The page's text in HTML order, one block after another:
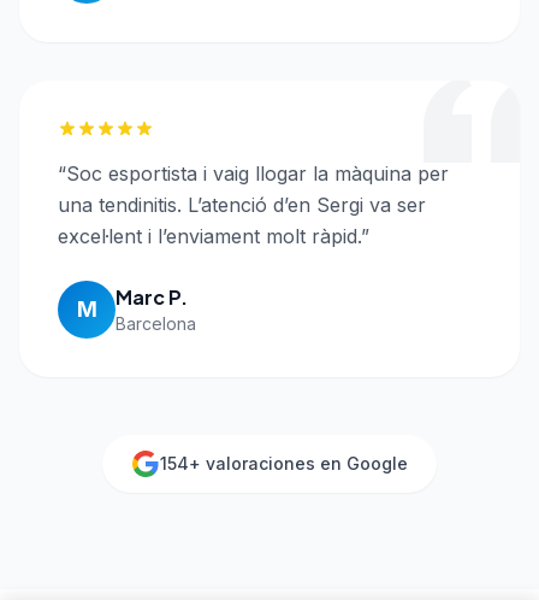
“Soc esportista i vaig llogar la màquina per
una tendinitis. L’atenció d’en Sergi va ser
excel·lent i l’enviament molt ràpid.”
M Marc P.
Barcelona
154+ valoraciones en Google